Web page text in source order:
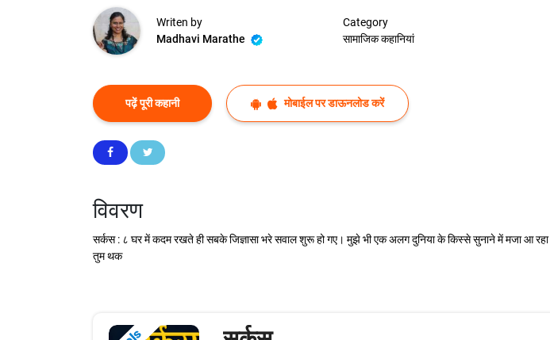
Writen by
Madhavi Marathe
Category
सामाजिक कहानियां
पढ़ें पूरी कहानी मोबाईल पर डाऊनलोड करें
विवरण
सर्कस : ८ घर में कदम रखते ही सबके जिज्ञासा भरे सवाल शुरू हो गए। मुझे भी एक अलग दुनिया के किस्से सुनाने में मजा आ रहा
तुम थक